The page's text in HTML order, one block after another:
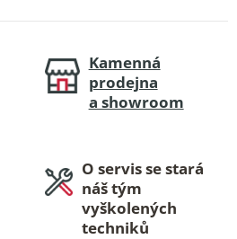
Kamenná
prodejna
a showroom
O servis se stará
náš tým
vyškolených
techniků